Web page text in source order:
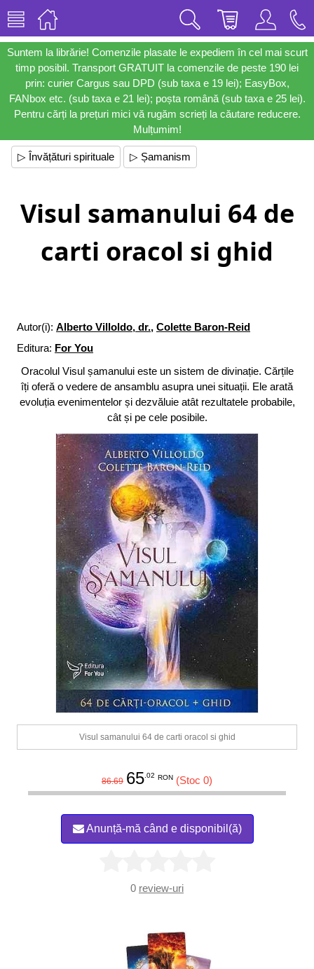
Suntem la librărie! Comenzile plasate le expediem în cel mai scurt
timp posibil. Transport GRATUIT la comenzile de peste 190 lei
prin: curier Cargus sau DPD (sub taxa e 19 lei); EasyBox,
FANbox etc. (sub taxa e 21 lei); poșta română (sub taxa e 25 lei).
Pentru cărți la prețuri mici vă rugăm scrieți la căutare reducere.
Mulțumim!
▷ Învățături spirituale ▷ Șamanism
Visul samanului 64 de
carti oracol si ghid
Autor(i): Alberto Villoldo, dr., Colette Baron-Reid
Editura: For You
Oracolul Visul șamanului este un sistem de divinație. Cărțile
îți oferă o vedere de ansamblu asupra unei situații. Ele arată
evoluția evenimentelor și dezvăluie atât rezultatele probabile,
cât și pe cele posibile.
Visul samanului 64 de carti oracol si ghid
86.69 65.02 RON (Stoc 0)
Anunță-mă când e disponibil(ă)
0 review-uri